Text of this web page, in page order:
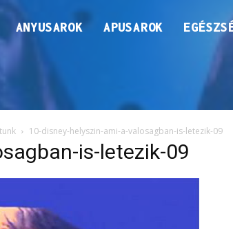
ANYUSAROK APUSAROK
10-disney-helyszin-ami-a-valosagban-is-letezik-09
is-letezik-09